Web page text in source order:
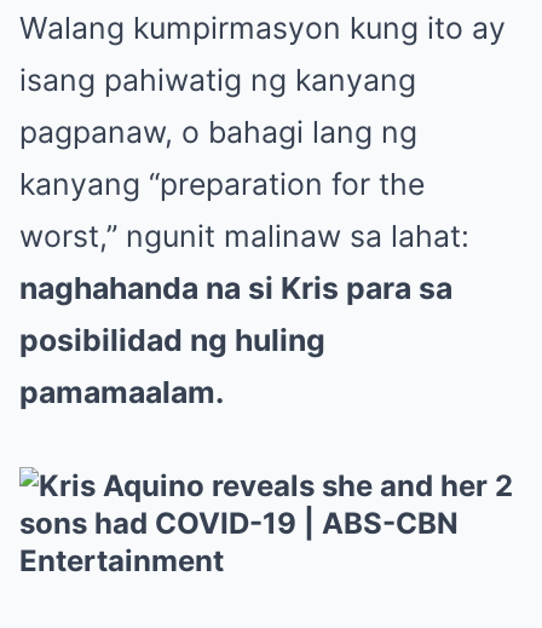
Walang kumpirmasyon kung ito ay
isang pahiwatig ng kanyang
pagpanaw, o bahagi lang ng
kanyang “preparation for the
worst,” ngunit malinaw sa lahat:
naghahanda na si Kris para sa
posibilidad ng huling
pamamaalam.